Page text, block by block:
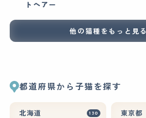
トヘアー
他の猫種をもっと見る
都道府県から子猫を探す
北海道 130 東京都